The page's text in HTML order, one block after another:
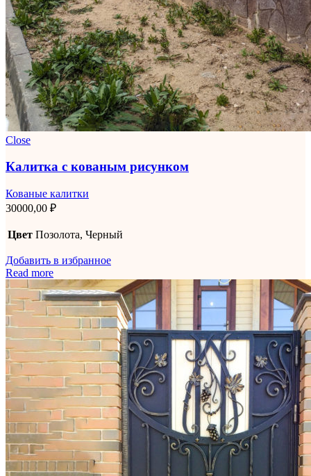
Close
Калитка с кованым рисунком
Кованые калитки
30000,00 ₽
Цвет Позолота, Черный
Добавить в избранное
Read more